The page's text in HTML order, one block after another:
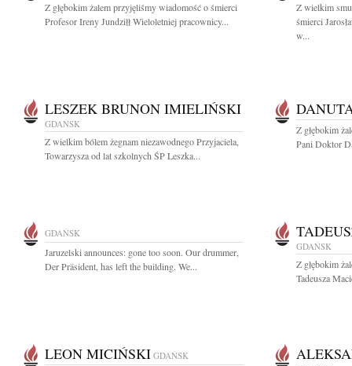
Z głębokim żalem przyjęliśmy wiadomość o śmierci
Profesor Ireny Jundziłł Wieloletniej pracownicy...
Z wielkim
śmierci
w...
LESZEK BRUNON IMIELIŃSKI
GDAŃSK
Z wielkim bólem żegnam niezawodnego Przyjaciela,
Towarzysza od lat szkolnych ŚP Leszka...
Z głębokim
Pani Doktor
GDAŃSK
Jaruzelski announces: gone too soon. Our drummer,
Der Präsident, has left the building. We...
GDAŃSK
Z głębokim
Tadeusza
LEON MICIŃSKI GDAŃSK